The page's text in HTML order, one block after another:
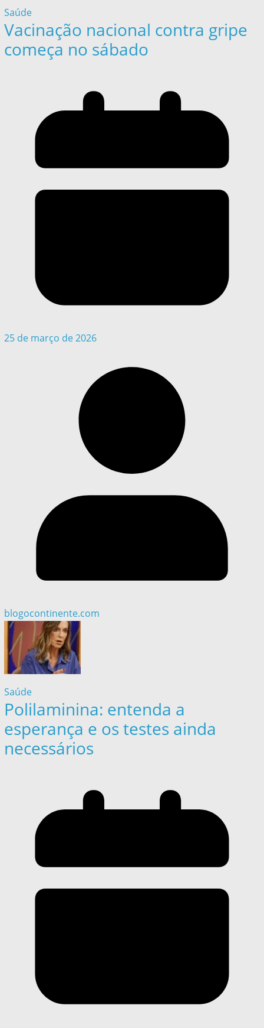
Saúde
Vacinação nacional contra gripe
começa no sábado
25 de março de 2026
blogocontinente.com
Saúde
Polilaminina: entenda a
esperança e os testes ainda
necessários